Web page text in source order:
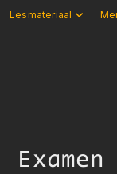
Ga
inhoud
Lesmateriaal